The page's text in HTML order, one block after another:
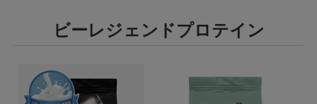
ビーレジェンドプロテイン